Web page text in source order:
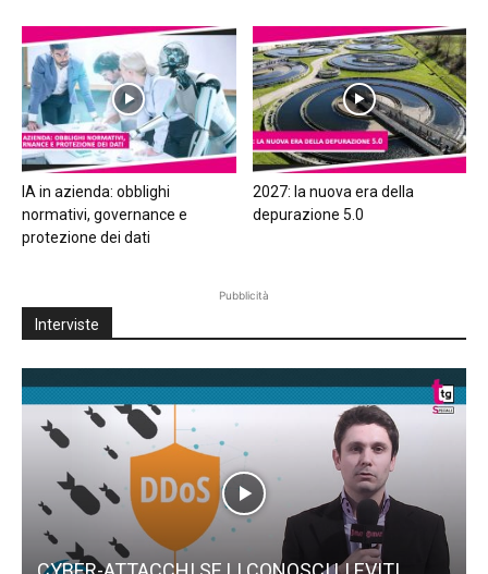
IA in azienda: obblighi
normativi, governance e
protezione dei dati
2027: la nuova era della
depurazione 5.0
Pubblicità
Interviste